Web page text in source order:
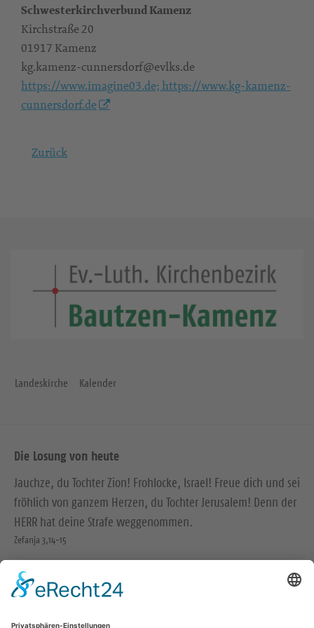
Schwesterkirchverbund Kamenz
Kirchstraße 20
01917 Kamenz
kg.kamenz-cunnersdorf@evlks.de
https://www.imagine03.de; https://www.kg-kamenz-
cunnersdorf.de
Zurück
Landeskirche Kalender
Die Losung von heute
Jauchze, du Tochter Zion! Frohlocke, Israel! Freue dich und sei
fröhlich von ganzem Herzen, du Tochter Jerusalem! Denn der
HERR hat deine Strafe weggenommen.
Zefanja 3,14-15
Christus ist gekommen und hat im Evangelium Frieden
verkündigt euch, die ihr fern wart, und Frieden denen, die
Epheser 2,17